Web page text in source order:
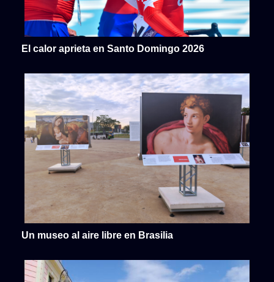
El calor aprieta en Santo Domingo 2026
Un museo al aire libre en Brasilia